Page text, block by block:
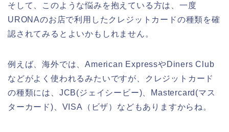
そして、このような悩みを抱えている方は、一度
URONAのお店で利用したクレジットカードの種類を確
認されてみるとよいかもしれません。
例えば、海外では、American ExpressやDiners Club
などがよく使われるみたいですが、クレジットカード
の種類には、JCB(ジェイシービー)、Mastercard(マス
ターカード)、VISA（ビザ）などもありますからね。